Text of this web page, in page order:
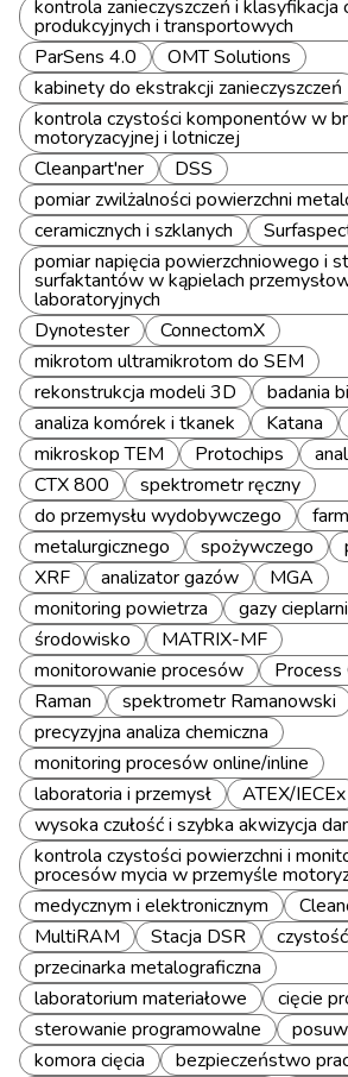
kontrola zanieczyszczeń i klasyfikacja
produkcyjnych i transportowych
ParSens 4.0
OMT Solutions
kabinety do ekstrakcji zanieczyszczeń
kontrola czystości komponentów w
motoryzacyjnej i lotniczej
Cleanpart'ner
DSS
pomiar zwilżalności powierzchni
ceramicznych i szklanych
pomiar napięcia powierzchniowego i
surfaktantów w kąpielach
laboratoryjnych
Dynotester
ConnectomX
mikrotom ultramikrotom do SEM
rekonstrukcja modeli 3D
badania
analiza komórek i tkanek
Katana
mikroskop TEM
Protochips
CTX 800
spektrometr ręczny
do przemysłu wydobywczego
metalurgicznego
spożywczego
XRF
analizator gazów
MGA
monitoring powietrza
gazy
środowisko
MATRIX-MF
monitorowanie procesów
Process
Raman
spektrometr Ramanowski
precyzyjna analiza chemiczna
monitoring procesów online/inline
laboratoria i przemysł
ATEX/IECEx
wysoka czułość i szybka akwizycja
kontrola czystości powierzchni i
procesów mycia w przemyśle
medycznym i elektronicznym
MultiRAM
Stacja DSR
przecinarka metalograficzna
laboratorium materiałowe
cięcie
sterowanie programowalne
komora cięcia
bezpieczeństwo